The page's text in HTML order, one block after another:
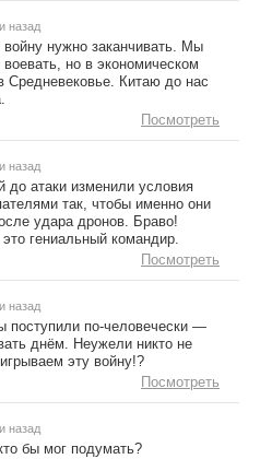
назад
нужно заканчивать. Мы
но в экономическом
Средневековье. Китаю до нас
Посмотреть
назад
до атаки изменили условия
так, чтобы именно они
удара дронов. Браво!
гениальный командир.
Посмотреть
назад
поступили по-человечески —
днём. Неужели никто не
эту войну!?
Посмотреть
назад
бы мог подумать?